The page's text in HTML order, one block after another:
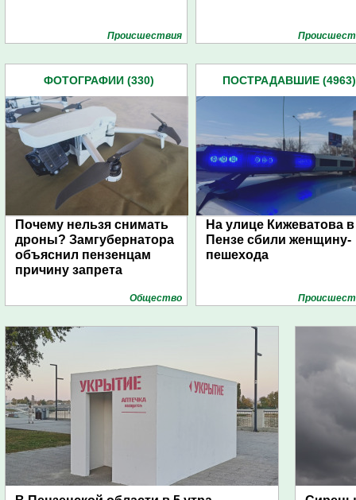
Проиcшествия
ФОТОГРАФИИ (330)
Почему нельзя снимать
дроны? Замгубернатора
объяснил пензенцам
причину запрета
Общество
ПОСТРАДАВШИЕ (4963)
На улице Кижеватова в
Пензе сбили женщину-
пешехода